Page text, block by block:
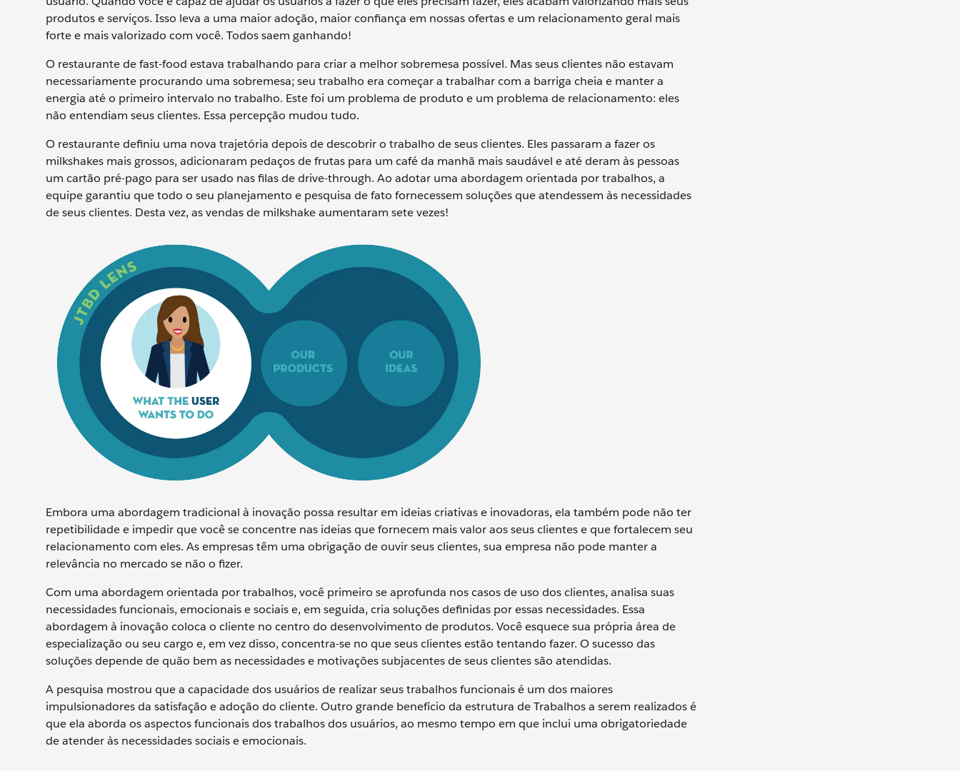
produtos e serviços. Isso leva a uma maior adoção, maior confiança em nossas ofertas e um relacionamento geral mais
forte e mais valorizado com você. Todos saem ganhando!
O restaurante de fast-food estava trabalhando para criar a melhor sobremesa possível. Mas seus clientes não estavam
necessariamente procurando uma sobremesa; seu trabalho era começar a trabalhar com a barriga cheia e manter a
energia até o primeiro intervalo no trabalho. Este foi um problema de produto e um problema de relacionamento: eles
não entendiam seus clientes. Essa percepção mudou tudo.
O restaurante definiu uma nova trajetória depois de descobrir o trabalho de seus clientes. Eles passaram a fazer os
milkshakes mais grossos, adicionaram pedaços de frutas para um café da manhã mais saudável e até deram às pessoas
um cartão pré-pago para ser usado nas filas de drive-through. Ao adotar uma abordagem orientada por trabalhos, a
equipe garantiu que todo o seu planejamento e pesquisa de fato fornecessem soluções que atendessem às necessidades
de seus clientes. Desta vez, as vendas de milkshake aumentaram sete vezes!
Embora uma abordagem tradicional à inovação possa resultar em ideias criativas e inovadoras, ela também pode não ter
repetibilidade e impedir que você se concentre nas ideias que fornecem mais valor aos seus clientes e que fortalecem seu
relacionamento com eles. As empresas têm uma obrigação de ouvir seus clientes, sua empresa não pode manter a
relevância no mercado se não o fizer.
Com uma abordagem orientada por trabalhos, você primeiro se aprofunda nos casos de uso dos clientes, analisa suas
necessidades funcionais, emocionais e sociais e, em seguida, cria soluções definidas por essas necessidades. Essa
abordagem à inovação coloca o cliente no centro do desenvolvimento de produtos. Você esquece sua própria área de
especialização ou seu cargo e, em vez disso, concentra-se no que seus clientes estão tentando fazer. O sucesso das
soluções depende de quão bem as necessidades e motivações subjacentes de seus clientes são atendidas.
A pesquisa mostrou que a capacidade dos usuários de realizar seus trabalhos funcionais é um dos maiores
impulsionadores da satisfação e adoção do cliente. Outro grande benefício da estrutura de Trabalhos a serem realizados é
que ela aborda os aspectos funcionais dos trabalhos dos usuários, ao mesmo tempo em que inclui uma obrigatoriedade
de atender às necessidades sociais e emocionais.